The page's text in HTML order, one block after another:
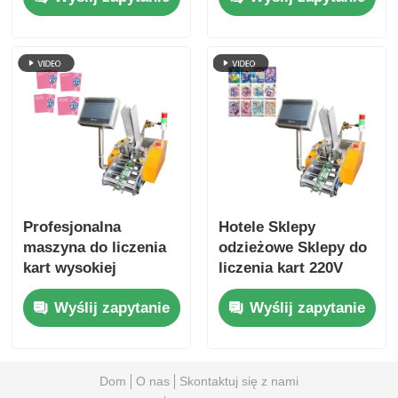
karmienia
elektronicznego
Profesjonalna
maszyna do liczenia
kart wysokiej
prędkości
wyświetlacz LCD 0,1
mm-3 mm
Wyślij zapytanie
Hotele Sklepy
odzieżowe Sklepy do
liczenia kart 220V
450W dla przemysłu
Wyślij zapytanie
Dom O nas
Skontaktuj się z nami